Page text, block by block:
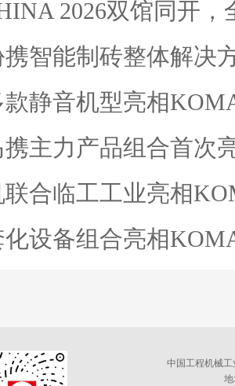
2026双馆同开
智能制砖整体解决
款静音机型亮相
主力产品组合首次
合临工工业亮相
设备组合亮相
中国工程机械
地